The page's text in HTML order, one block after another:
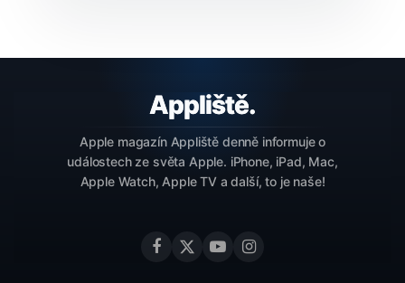
Apple magazín Appliště denně informuje o
událostech ze světa Apple. iPhone, iPad, Mac,
Apple Watch, Apple TV a další, to je naše!